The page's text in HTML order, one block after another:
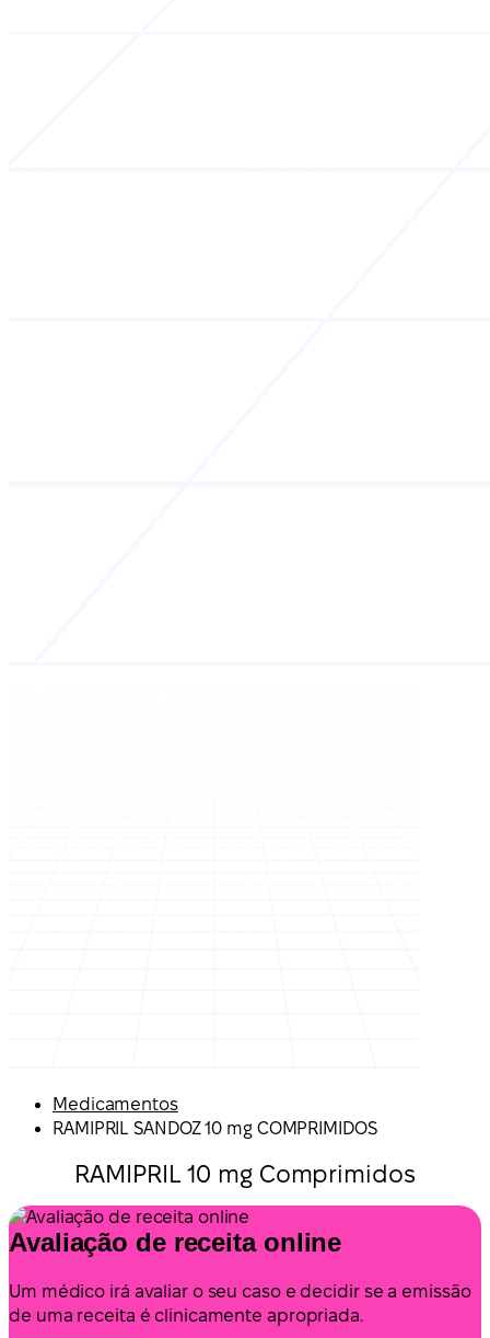
Medicamentos
RAMIPRIL SANDOZ 10 mg COMPRIMIDOS
RAMIPRIL 10 mg Comprimidos
Avaliação de receita online
Um médico irá avaliar o seu caso e decidir se a emissão
de uma receita é clinicamente apropriada.